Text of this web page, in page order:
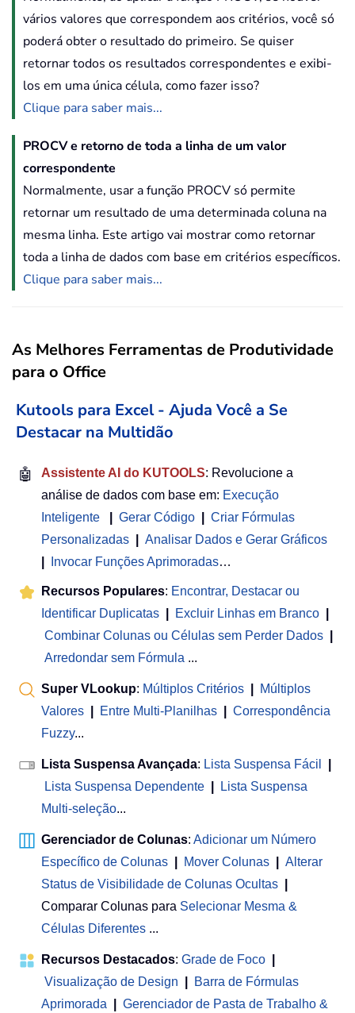
vários valores que correspondem aos critérios, você só
poderá obter o resultado do primeiro. Se quiser
retornar todos os resultados correspondentes e exibi-
los em uma única célula, como fazer isso?
Clique para saber mais...
PROCV e retorno de toda a linha de um valor
correspondente
Normalmente, usar a função PROCV só permite
retornar um resultado de uma determinada coluna na
mesma linha. Este artigo vai mostrar como retornar
toda a linha de dados com base em critérios específicos.
Clique para saber mais...
As Melhores Ferramentas de Produtividade
para o Office
Kutools para Excel - Ajuda Você a Se
Destacar na Multidão
🤖 Assistente AI do KUTOOLS: Revolucione a
análise de dados com base em: Execução
Inteligente
Gerar Código
Criar Fórmulas
Personalizadas
Analisar Dados e Gerar Gráficos
Invocar Funções Aprimoradas…
Recursos Populares: Encontrar, Destacar ou
Identificar Duplicatas
Excluir Linhas em Branco
Combinar Colunas ou Células sem Perder Dados
Arredondar sem Fórmula ...
Super VLookup: Múltiplos Critérios
Múltiplos
Valores
Entre Multi-Planilhas
Correspondência
Fuzzy...
Lista Suspensa Avançada: Lista Suspensa Fácil
Lista Suspensa Dependente
Lista Suspensa
Multi-seleção...
Gerenciador de Colunas: Adicionar um Número
Específico de Colunas
Mover Colunas
Alterar
Status de Visibilidade de Colunas Ocultas
Comparar Colunas para Selecionar Mesma &
Células Diferentes ...
Recursos Destacados: Grade de Foco
Visualização de Design
Barra de Fórmulas
Aprimorada
Gerenciador de Pasta de Trabalho &